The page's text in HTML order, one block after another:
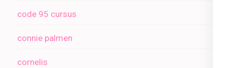
code 95 cursus
connie palmen
cornelis